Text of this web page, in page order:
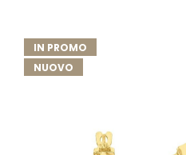
IN PROMO
NUOVO